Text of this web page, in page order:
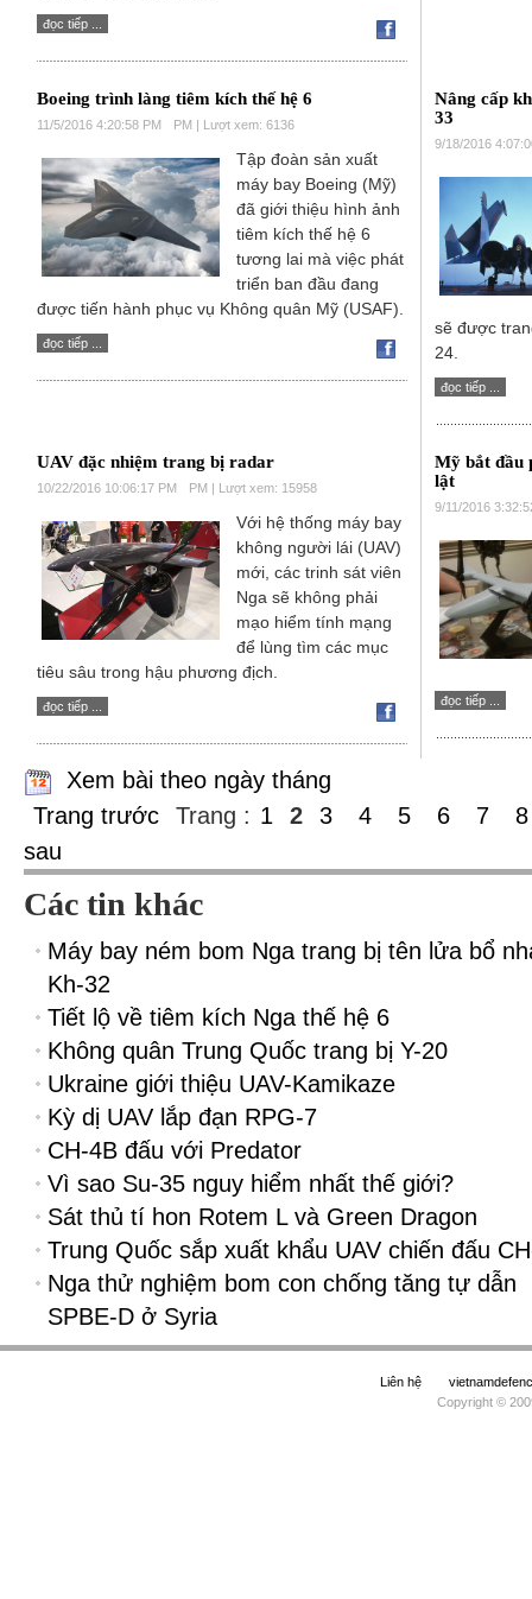
đọc tiếp ...
Boeing trình làng tiêm kích thế hệ 6
11/5/2016 4:20:58 PM PM | Lượt xem: 6136
Tập đoàn sản xuất
máy bay Boeing (Mỹ)
đã giới thiệu hình ảnh
tiêm kích thế hệ 6
tương lai mà việc phát
triển ban đầu đang
được tiến hành phục vụ Không quân Mỹ (USAF).
đọc tiếp ...
Nâng cấp
33
9/18/2016
sẽ được
24.
đọc tiếp ...
UAV đặc nhiệm trang bị radar
10/22/2016 10:06:17 PM PM | Lượt xem: 15958
Với hệ thống máy bay
không người lái (UAV)
mới, các trinh sát viên
Nga sẽ không phải
mạo hiểm tính mạng
để lùng tìm các mục
tiêu sâu trong hậu phương địch.
đọc tiếp ...
Mỹ bắt đầu
lật
9/11/2016
đọc tiếp ...
Xem bài theo ngày tháng
Trang trước
Trang : 1 2 3 4 5 6 7
8
sau
Các tin khác
Máy bay ném bom Nga trang bị tên lửa bổ
Kh-32
Tiết lộ về tiêm kích Nga thế hệ 6
Không quân Trung Quốc trang bị Y-20
Ukraine giới thiệu UAV-Kamikaze
Kỳ dị UAV lắp đạn RPG-7
CH-4B đấu với Predator
Vì sao Su-35 nguy hiểm nhất thế giới?
Sát thủ tí hon Rotem L và Green Dragon
Trung Quốc sắp xuất khẩu UAV chiến đấu
Nga thử nghiệm bom con chống tăng tự dẫn
SPBE-D ở Syria
Liên hệ
Copyright ©